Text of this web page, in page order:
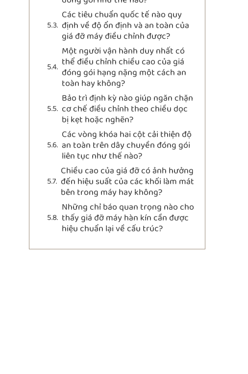
Các tiêu chuẩn quốc tế nào quy
định về độ ổn định và an toàn của
giá đỡ máy điều chỉnh được?
Một người vận hành duy nhất có
thể điều chỉnh chiều cao của giá
đóng gói hạng nặng một cách an
toàn hay không?
Bảo trì định kỳ nào giúp ngăn chặn
cơ chế điều chỉnh theo chiều dọc
bị kẹt hoặc nghẽn?
Các vòng khóa hai cột cải thiện độ
an toàn trên dây chuyền đóng gói
liên tục như thế nào?
Chiều cao của giá đỡ có ảnh hưởng
đến hiệu suất của các khối làm mát
bên trong máy hay không?
Những chỉ báo quan trọng nào cho
thấy giá đỡ máy hàn kín cần được
hiệu chuẩn lại về cấu trúc?